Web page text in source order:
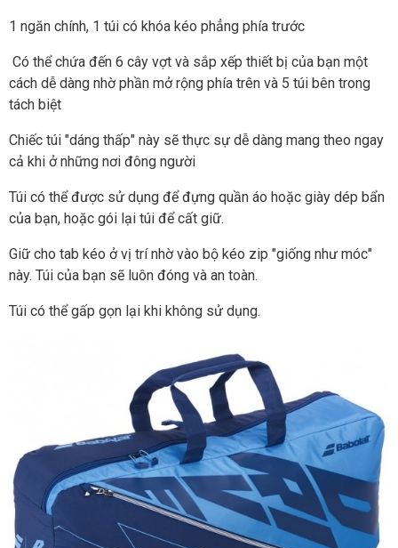
1 ngăn chính, 1 túi có khóa kéo phẳng phía trước
Có thể chứa đến 6 cây vợt và sắp xếp thiết bị của bạn một
cách dễ dàng nhờ phần mở rộng phía trên và 5 túi bên trong
tách biệt
Chiếc túi "dáng thấp" này sẽ thực sự dễ dàng mang theo ngay
cả khi ở những nơi đông người
Túi có thể được sử dụng để đựng quần áo hoặc giày dép bẩn
của bạn, hoặc gói lại túi để cất giữ.
Giữ cho tab kéo ở vị trí nhờ vào bộ kéo zip "giống như móc"
này. Túi của bạn sẽ luôn đóng và an toàn.
Túi có thể gấp gọn lại khi không sử dụng.